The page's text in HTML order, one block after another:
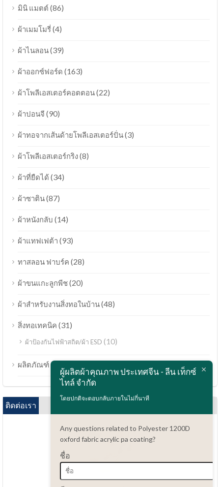
มินิ แมตต์(86)
ผ้าเมมโมรี่(4)
ผ้าไนลอน(39)
ผ้าออกซ์ฟอร์ด (163)
ผ้าโพลีเอสเตอร์คอตตอน(22)
ผ้าปอนจี (90)
ผ้าทอจากเส้นด้ายโพลีเอสเตอร์ปั่น(3)
ผ้าโพลีเอสเตอร์กริง(8)
ผ้าที่ยืดได้(34)
ผ้าซาติน(87)
ผ้าหนังกลับ (14)
ผ้าแทฟเฟต้า (93)
ทาสลอน ฟาบร์ค (28)
ผ้าขนแกะลูกพีช(20)
ผ้าสำหรับงานสิ่งทอในบ้าน(48)
สิ่งทอเทคนิค (31)
ผ้าป้องกันไฟฟ้าสถิต/ผ้า ESD (10)
ผลิตภัณฑ์(189)
ติดต่อเรา
ผู้ผลิตผ้าคุณภาพ ประเทศจีน - ลีน เท็กซ์
ไทล์ จำกัด
โดยปกติจะตอบกลับภายในไม่กี่นาที
Any questions related to Polyester 1200D
oxford fabric acrylic pa coating?
ชื่อ
Español
Português do Brasil
Русский
Türkçe
Bahasa Indonesia